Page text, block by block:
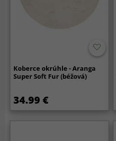
Koberce okrúhle - Aranga
Super Soft Fur (béžová)
34.99 €